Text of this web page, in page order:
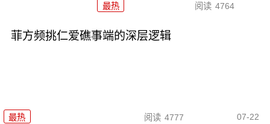
最热 阅读 4764
菲方频挑仁爱礁事端的深层逻辑
最热 阅读 4777 07-22